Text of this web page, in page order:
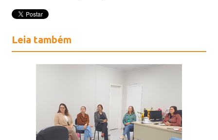
Leia também